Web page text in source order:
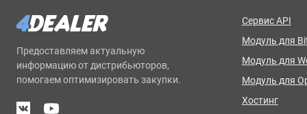
Предоставляем актуальную
информацию от дистрибьюторов,
помогаем оптимизировать закупки.
Сервис API
Модуль для
Модуль для
Модуль для
Хостинг